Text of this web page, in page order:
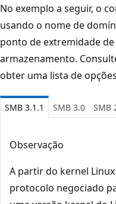
No exemplo a seguir, o
usando o nome de
ponto de extremidade
armazenamento.
obter uma lista de
SMB 3.1.1 SMB 3.0 SMB
Observação
A partir do kernel Linux
protocolo negociado